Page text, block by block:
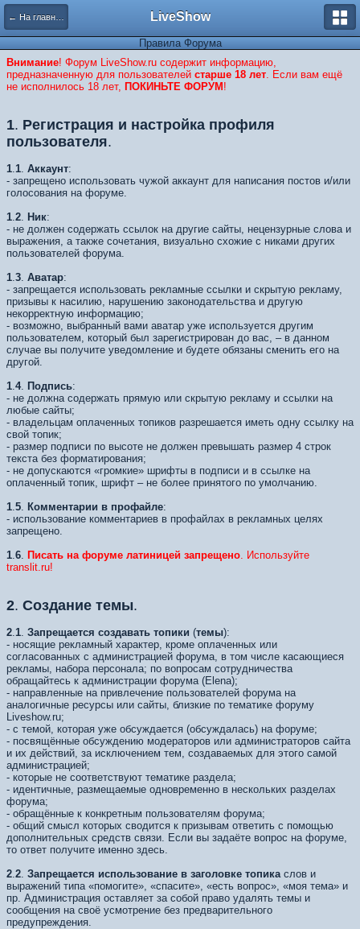
← На главную LiveShow
Правила Форума
Внимание! Форум LiveShow.ru содержит информацию,
предназначенную для пользователей старше 18 лет. Если вам ещё
не исполнилось 18 лет, ПОКИНЬТЕ ФОРУМ !
1. Регистрация и настройка профиля
пользователя.
1.1. Аккаунт:
- запрещено использовать чужой аккаунт для написания постов и/или
голосования на форуме.
1.2. Ник:
- не должен содержать ссылок на другие сайты, нецензурные слова и
выражения, а также сочетания, визуально схожие с никами других
пользователей форума.
1.3. Аватар:
- запрещается использовать рекламные ссылки и скрытую рекламу,
призывы к насилию, нарушению законодательства и другую
некорректную информацию;
- возможно, выбранный вами аватар уже используется другим
пользователем, который был зарегистрирован до вас, – в данном
случае вы получите уведомление и будете обязаны сменить его на
другой.
1.4. Подпись:
- не должна содержать прямую или скрытую рекламу и ссылки на
любые сайты;
- владельцам оплаченных топиков разрешается иметь одну ссылку на
свой топик;
- размер подписи по высоте не должен превышать размер 4 строк
текста без форматирования;
- не допускаются «громкие» шрифты в подписи и в ссылке на
оплаченный топик, шрифт – не более принятого по умолчанию.
1.5. Комментарии в профайле:
- использование комментариев в профайлах в рекламных целях
запрещено.
1.6. Писать на форуме латиницей запрещено. Используйте
translit.ru!
2. Создание темы.
2.1. Запрещается создавать топики (темы):
- носящие рекламный характер, кроме оплаченных или
согласованных с администрацией форума, в том числе касающиеся
рекламы, набора персонала; по вопросам сотрудничества
обращайтесь к администрации форума (Elena);
- направленные на привлечение пользователей форума на
аналогичные ресурсы или сайты, близкие по тематике форуму
Liveshow.ru;
- с темой, которая уже обсуждается (обсуждалась) на форуме;
- посвящённые обсуждению модераторов или администраторов сайта
и их действий, за исключением тем, создаваемых для этого самой
администрацией;
- которые не соответствуют тематике раздела;
- идентичные, размещаемые одновременно в нескольких разделах
форума;
- обращённые к конкретным пользователям форума;
- общий смысл которых сводится к призывам ответить с помощью
дополнительных средств связи. Если вы задаёте вопрос на форуме,
то ответ получите именно здесь.
2.2. Запрещается использование в заголовке топикаслов и
выражений типа «помогите», «спасите», «есть вопрос», «моя тема» и
пр. Администрация оставляет за собой право удалять темы и
сообщения на своё усмотрение без предварительного
предупреждения.